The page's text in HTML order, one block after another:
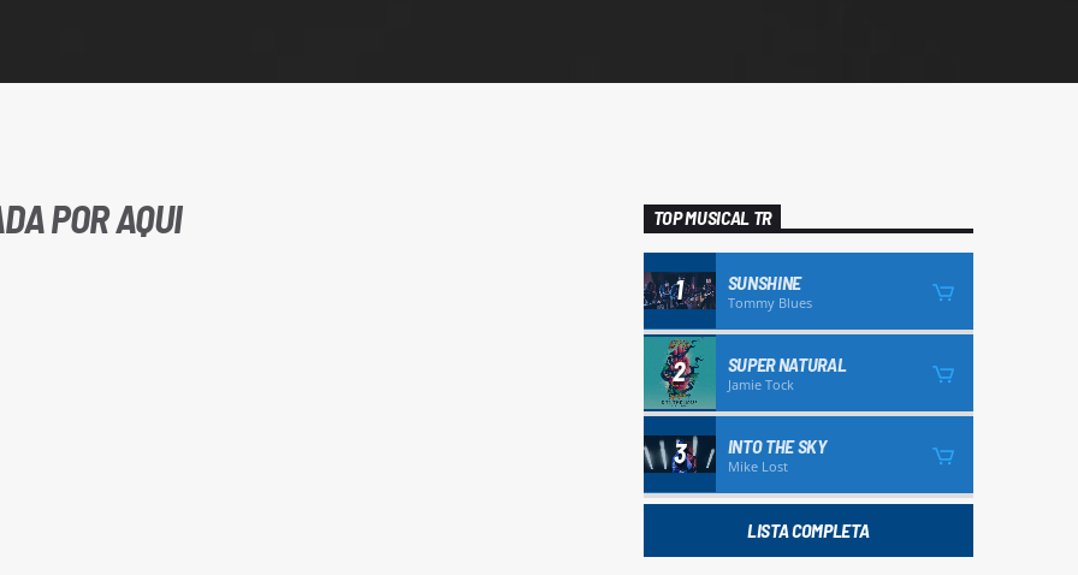
POR AQUI TOP MUSICAL TR
1 SUNSHINE
Tommy Blues
2 SUPER NATURAL
Jamie Tock
3 INTO THE SKY
Mike Lost
LISTA COMPLETA